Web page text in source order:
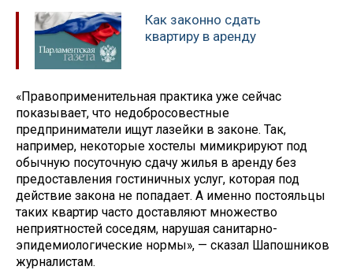
Как законно сдать
квартиру в аренду
«Правоприменительная практика уже сейчас
показывает, что недобросовестные
предприниматели ищут лазейки в законе. Так,
например, некоторые хостелы мимикрируют под
обычную посуточную сдачу жилья в аренду без
предоставления гостиничных услуг, которая под
действие закона не попадает. А именно постояльцы
таких квартир часто доставляют множество
неприятностей соседям, нарушая санитарно-
эпидемиологические нормы», — сказал Шапошников
журналистам.